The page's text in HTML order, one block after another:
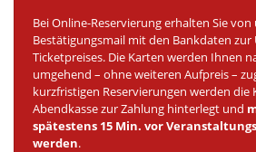
Bei Online-Reservierung erhalten Sie von
Bestätigungsmail mit den Bankdaten zur
Ticketpreises. Die Karten werden Ihnen
umgehend – ohne weiteren Aufpreis –
kurzfristigen Reservierungen werden die
Abendkasse zur Zahlung hinterlegt und
spätestens 15 Min. vor
werden.